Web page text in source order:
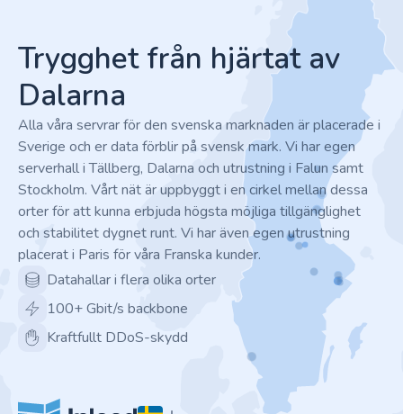
Trygghet från hjärtat av
Dalarna
Alla våra servrar för den svenska marknaden är placerade i
Sverige och er data förblir på svensk mark. Vi har egen
serverhall i Tällberg, Dalarna och utrustning i Falun samt
Stockholm. Vårt nät är uppbyggt i en cirkel mellan dessa
orter för att kunna erbjuda högsta möjliga tillgänglighet
och stabilitet dygnet runt. Vi har även egen utrustning
placerat i Paris för våra Franska kunder.
Datahallar i flera olika orter
100+ Gbit/s backbone
Kraftfullt DDoS-skydd